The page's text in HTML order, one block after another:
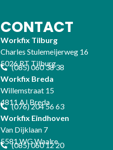
-
s
p
a
m
CONTACT
Workfix Tilburg
Charles Stulemeijerweg 16
5026 RT Tilburg
(085) 060 38 38
Workfix Breda
Willemstraat 15
4811 AJ Breda
(076) 204 56 63
Workfix Eindhoven
Van Dijklaan 7
5581 WG Waalre
(085) 060 12 20